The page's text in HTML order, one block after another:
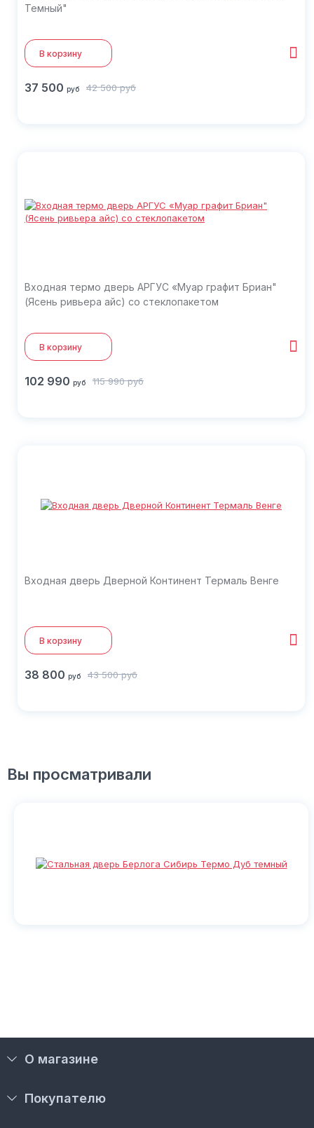
Темный"
В корзину
37 500 руб 42 500 руб
Входная термо дверь АРГУС «Муар графит Бриан"
(Ясень ривьера айс) со стеклопакетом
В корзину
102 990 руб 115 990 руб
Входная дверь Дверной Континент Термаль Венге
В корзину
38 800 руб 43 500 руб
Вы просматривали
О магазине
Покупателю